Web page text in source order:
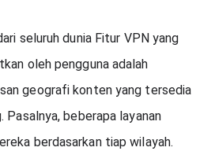
seluruh dunia Fitur VPN yang
oleh pengguna adalah
geografi konten yang tersedia
beberapa layanan
berdasarkan tiap wilayah.